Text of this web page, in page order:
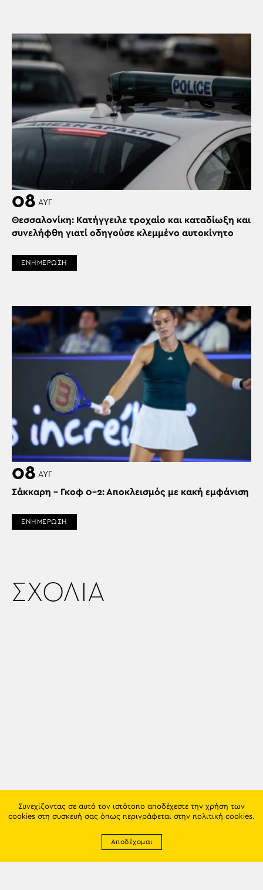
08 ΑΥΓ
Θεσσαλονίκη: Κατήγγειλε τροχαίο και καταδίωξη και
συνελήφθη γιατί οδηγούσε κλεμμένο αυτοκίνητο
ΕΝΗΜΕΡΩΣΗ
08 ΑΥΓ
Σάκκαρη – Γκοφ 0-2: Αποκλεισμός με κακή εμφάνιση
ΕΝΗΜΕΡΩΣΗ
ΣΧΟΛΙΑ
Συνεχίζοντας σε αυτό τον ιστότοπο αποδέχεστε την χρήση των
cookies στη συσκευή σας όπως περιγράφεται στην πολιτική cookies.
Αποδέχομαι